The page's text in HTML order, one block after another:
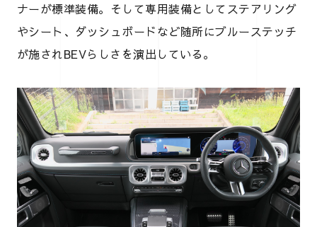
ナーが標準装備。そして専用装備としてステアリング
やシート、ダッシュボードなど随所にブルーステッチ
が施されBEVらしさを演出している。